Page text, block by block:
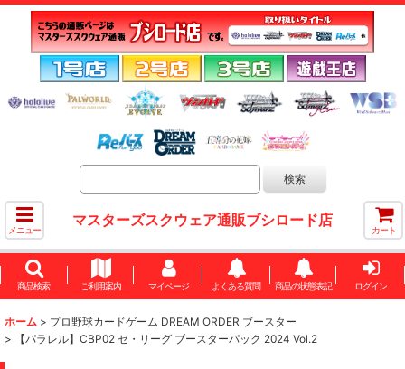
メニュー
マスターズスクウェア通販ブシロード店
カート
商品検索 ご利用案内 マイページ よくある質問 商品の状態表記 ログイン
ホーム > プロ野球カードゲーム DREAM ORDER ブースター
>
【パラレル】CBP02 セ・リーグ ブースターパック 2024 Vol.2